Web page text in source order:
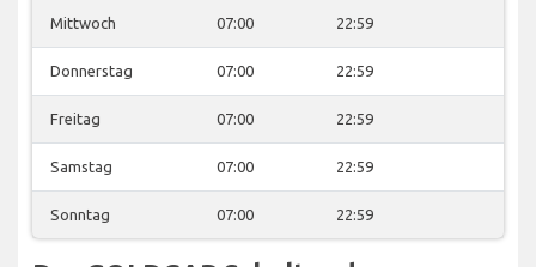
Mittwoch 07:00 22:59
Donnerstag 07:00 22:59
Freitag 07:00 22:59
Samstag 07:00 22:59
Sonntag 07:00 22:59